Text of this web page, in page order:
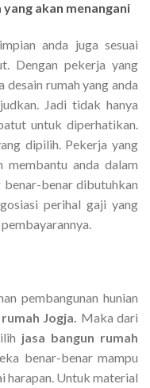
yang akan menangani
anda juga sesuai
Dengan pekerja yang
rumah yang anda
Jadi tidak hanya
untuk diperhatikan.
dipilih. Pekerja yang
anda dalam
benar dibutuhkan
perihal gaji yang
pembangunan hunian
Jogja. Maka dari
jasa bangun rumah
benar-benar mampu
harapan. Untuk material